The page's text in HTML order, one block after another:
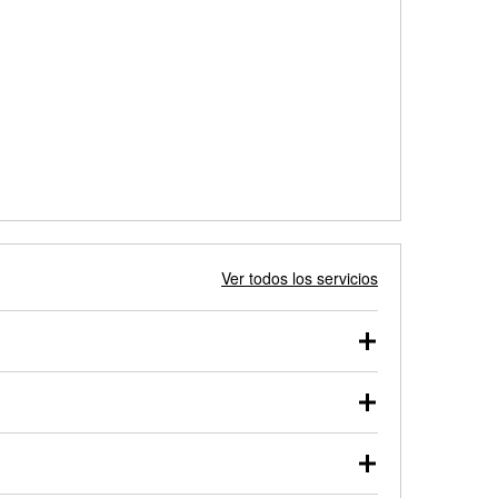
Ver todos los servicios
probarse dentro o fuera del vehículo y cargarse en
de nuestros profesionales te ayudará a encontrar
en el estacionamiento, o desmonta el